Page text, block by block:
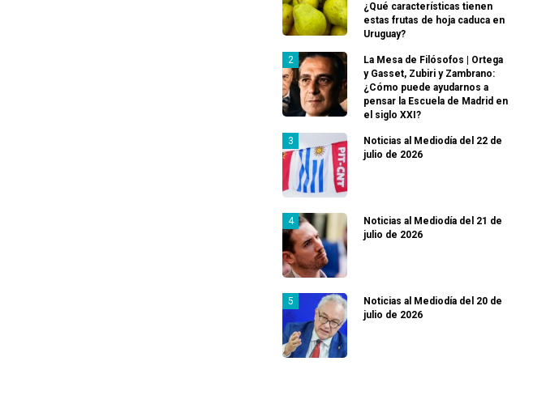
¿Qué características tienen
estas frutas de hoja caduca en
Uruguay?
La Mesa de Filósofos | Ortega
y Gasset, Zubiri y Zambrano:
¿Cómo puede ayudarnos a
pensar la Escuela de Madrid en
el siglo XXI?
Noticias al Mediodía del 22 de
julio de 2026
Noticias al Mediodía del 21 de
julio de 2026
Noticias al Mediodía del 20 de
julio de 2026